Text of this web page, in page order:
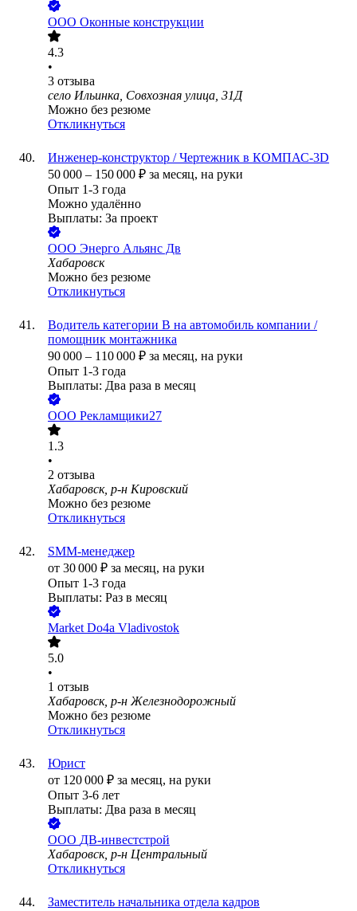
ООО Оконные конструкции
4.3
•
3 отзыва
село Ильинка, Совхозная улица, 31Д
Можно без резюме
Откликнуться
Инженер-конструктор / Чертежник в КОМПАС-3D
50 000 – 150 000 ₽ за месяц, на руки
Опыт 1-3 года
Можно удалённо
Выплаты: За проект
ООО Энерго Альянс Дв
Хабаровск
Можно без резюме
Откликнуться
Водитель категории B на автомобиль компании /
помощник монтажника
90 000 – 110 000 ₽ за месяц, на руки
Опыт 1-3 года
Выплаты: Два раза в месяц
ООО Рекламщики27
1.3
•
2 отзыва
Хабаровск, р-н Кировский
Можно без резюме
Откликнуться
SMM-менеджер
от 30 000 ₽ за месяц, на руки
Опыт 1-3 года
Выплаты: Раз в месяц
Market Do4a Vladivostok
5.0
•
1 отзыв
Хабаровск, р-н Железнодорожный
Можно без резюме
Откликнуться
Юрист
от 120 000 ₽ за месяц, на руки
Опыт 3-6 лет
Выплаты: Два раза в месяц
ООО ДВ-инвестстрой
Хабаровск, р-н Центральный
Откликнуться
Заместитель начальника отдела кадров